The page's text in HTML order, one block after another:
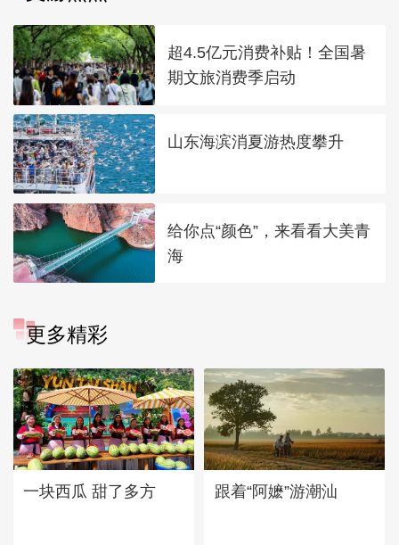
超4.5亿元消费补贴！全国暑
期文旅消费季启动
山东海滨消夏游热度攀升
给你点“颜色”，来看看大美青
海
更多精彩
一块西瓜 甜了多方 跟着“阿嬷”游潮汕